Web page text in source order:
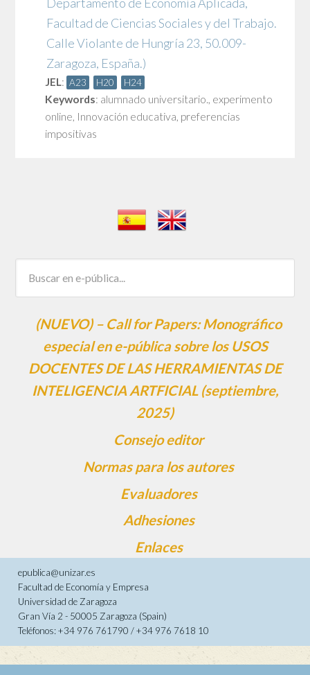
Facultad de Ciencias Sociales y del Trabajo.
Calle Violante de Hungría 23, 50.009-
Zaragoza, España.)
JEL: A23 H20 H24
Keywords: alumnado universitario., experimento
online, Innovación educativa, preferencias
impositivas
(NUEVO) – Call for Papers: Monográfico
especial en e-pública sobre los USOS
DOCENTES DE LAS HERRAMIENTAS DE
INTELIGENCIA ARTFICIAL (septiembre,
2025)
Consejo editor
Normas para los autores
Evaluadores
Adhesiones
Enlaces
epublica@unizar.es
Facultad de Economía y Empresa
Universidad de Zaragoza
Gran Vía 2 - 50005 Zaragoza (Spain)
Teléfonos: +34 976 761790 / +34 976 7618 10